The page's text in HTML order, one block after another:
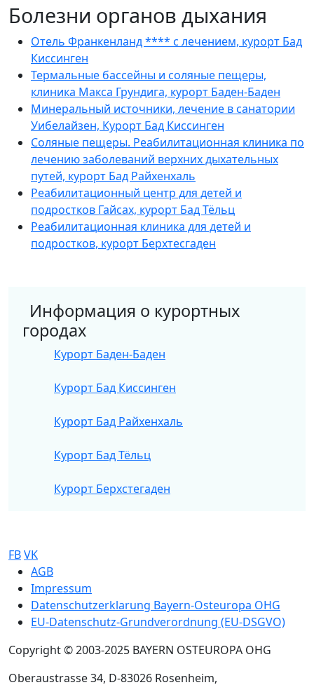
Болезни органов дыхания
Отель Франкенланд **** с лечением, курорт Бад
Киссинген
Термальные бассейны и соляные пещеры,
клиника Макса Грундига, курорт Баден-Баден
Минеральный источники, лечение в санатории
Уибелайзен, Курорт Бад Киссинген
Соляные пещеры. Реабилитационная клиника по
лечению заболеваний верхних дыхательных
путей, курорт Бад Райхенхаль
Реабилитационный центр для детей и
подростков Гайсах, курорт Бад Тёльц
Реабилитационная клиника для детей и
подростков, курорт Берхтесгаден
Информация о курортных
городах
Курорт Баден-Баден
Курорт Бад Киссинген
Курорт Бад Райхенхаль
Курорт Бад Тёльц
Курорт Берхстегаден
FBVK
Sub footer
AGB
Impressum
Datenschutzerklarung Bayern-Osteuropa OHG
EU-Datenschutz-Grundverordnung (EU-DSGVO)
Copyright © 2003-2025 BAYERN OSTEUROPA OHG
Oberaustrasse 34, D-83026 Rosenheim,